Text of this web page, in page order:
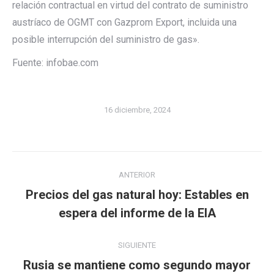
relación contractual en virtud del contrato de suministro
austríaco de OGMT con Gazprom Export, incluida una
posible interrupción del suministro de gas».
Fuente: infobae.com
16 diciembre, 2024
entre
publicaciones
ANTERIOR
Publicación
anterior:
Precios del gas natural hoy: Estables en
espera del informe de la EIA
SIGUIENTE
Rusia se mantiene como segundo mayor